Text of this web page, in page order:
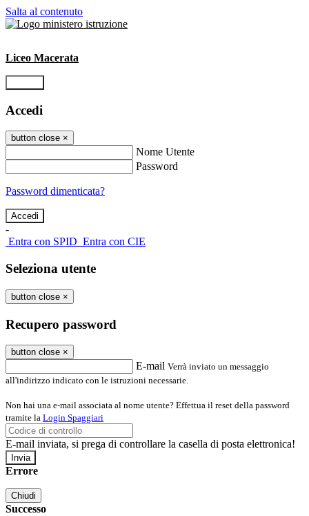
Salta al contenuto
Liceo Macerata
Accedi
button close ×
Nome Utente
Password
Password dimenticata?
-
Entra con SPID Entra con CIE
Seleziona utente
button close ×
Recupero password
button close ×
E-mail Verrà inviato un messaggio
all'indirizzo indicato con le istruzioni necessarie.
Non hai una e-mail associata al nome utente? Effettua il reset della password
tramite la Login Spaggiari
E-mail inviata, si prega di controllare la casella di posta elettronica!
Errore
Chiudi
Successo